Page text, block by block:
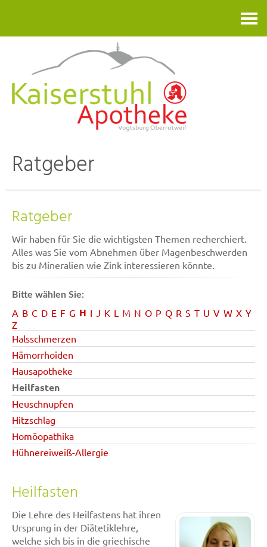
Ratgeber
Ratgeber
Wir haben für Sie die wichtigsten Themen recherchiert.
Alles was Sie vom Abnehmen über Magenbeschwerden
bis zu Mineralien wie Zink interessieren könnte.
Bitte wählen Sie:
A B C D E F G H I J K L M N O P Q R S T U V W X Y
Z
Halsschmerzen
Hämorrhoiden
Hausapotheke
Heilfasten
Heuschnupfen
Hitzschlag
Homöopathika
Hühnereiweiß-Allergie
Heilfasten
Die Lehre des Heilfastens hat ihren
Ursprung in der Diätetiklehre,
welche sich bis in die griechische